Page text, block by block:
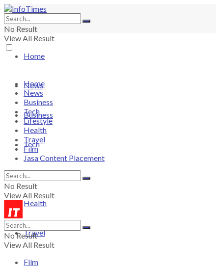
No Result
View All Result
Home
News
Business
Tech
Lifestyle
Health
Travel
Film
Home
News
Business
Tech
Lifestyle
Health
Travel
Film
Jasa Content Placement
No Result
View All Result
No Result
View All Result